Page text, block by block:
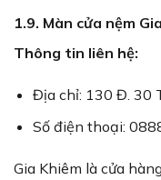
1.9. Màn cửa nệm
Thông tin liên hệ:
Địa chỉ: 130 Đ. 30
Số điện thoại:
Gia Khiêm là cửa